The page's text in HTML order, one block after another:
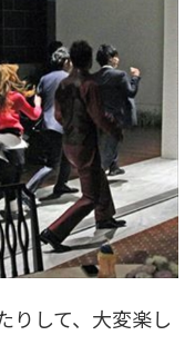
りして、大変楽し